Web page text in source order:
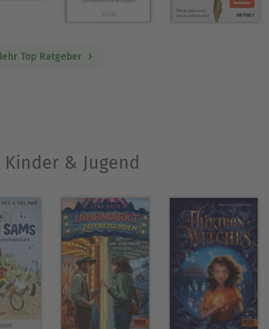
Top Ratgeber
Kinder & Jugend